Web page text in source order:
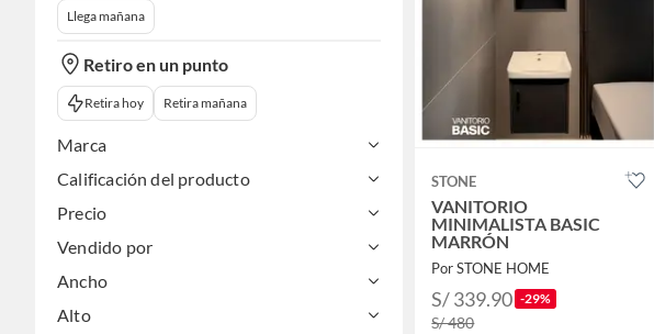
Llega mañana
Retiro en un punto
Retira hoy Retira mañana
Marca
Calificación del producto
Precio
Vendido por
Ancho
Alto
STONE
VANITORIO
MINIMALISTA BASIC
MARRÓN
Por STONE HOME
S/ 339.90 -29%
S/ 480